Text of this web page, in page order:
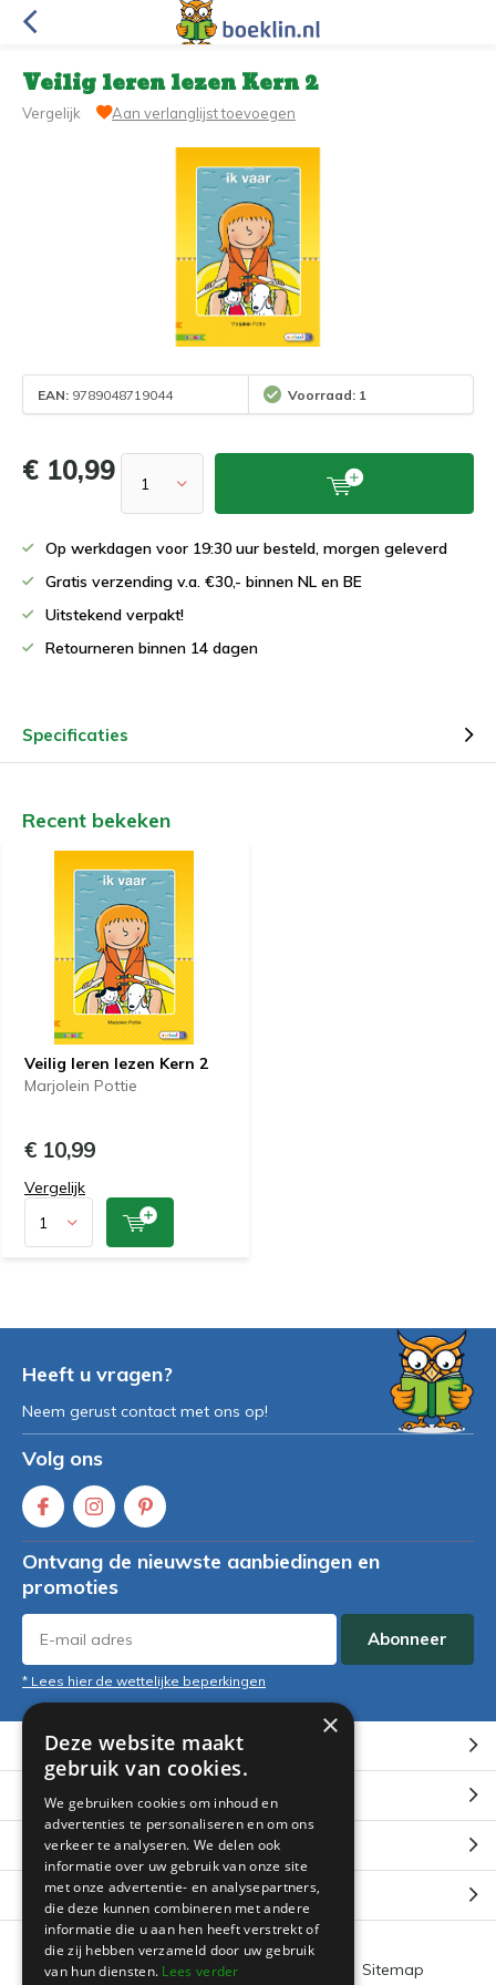
Veilig leren lezen Kern 2
Vergelijk Aan verlanglijst toevoegen
EAN: 9789048719044 Voorraad: 1
€ 10,99
Op werkdagen voor 19:30 uur besteld, morgen geleverd
Gratis verzending v.a. €30,- binnen NL en BE
Uitstekend verpakt!
Retourneren binnen 14 dagen
Specificaties
Recent bekeken
Veilig leren lezen Kern 2
Marjolein Pottie
€ 10,99
Vergelijk
Heeft u vragen?
Neem gerust contact met ons op!
Volg ons
Ontvang de nieuwste aanbiedingen en
promoties
Abonneer
* Lees hier de wettelijke beperkingen
Klantenservice
Mijn account
Categorieën
Contact
Algemene voorwaarden Sitemap
×
Deze website maakt
gebruik van cookies.
We gebruiken cookies om inhoud en
advertenties te personaliseren en om ons
verkeer te analyseren. We delen ook
informatie over uw gebruik van onze site
met onze advertentie- en analysepartners,
die deze kunnen combineren met andere
informatie die u aan hen heeft verstrekt of
die zij hebben verzameld door uw gebruik
van hun diensten. Lees verder